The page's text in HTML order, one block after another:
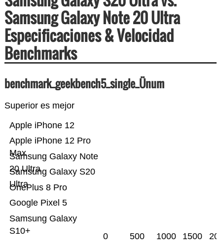
Samsung Galaxy Note 20 Ultra
Especificaciones & Velocidad
Benchmarks
benchmark_geekbench5_single_Ünum
Superior es mejor
Samsung Galaxy
S10+
Google Pixel 5
OnePlus 8 Pro
Samsung Galaxy S20
Ultra
Samsung Galaxy Note
20 Ultra
Apple iPhone 12 Pro
Max
Apple iPhone 12
0 500 1000 1500